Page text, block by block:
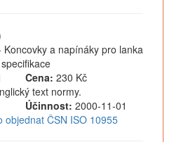
a napínáky pro lanka
Cena: 230 Kč
text normy.
Účinnost: 2000-11-01
objednat ČSN ISO 10955